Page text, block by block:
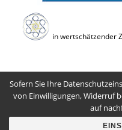
in wertschätzender
Sofern Sie Ihre
von Einwilligungen, Widerruf
auf